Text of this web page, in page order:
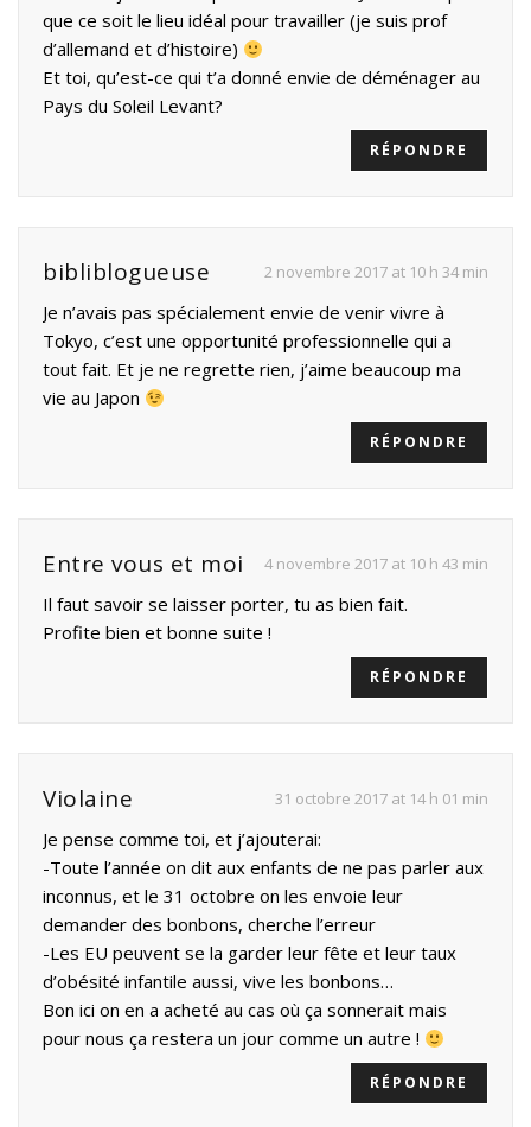
que ce soit le lieu idéal pour travailler (je suis prof
d’allemand et d’histoire)
Et toi, qu’est-ce qui t’a donné envie de déménager au
Pays du Soleil Levant?
RÉPONDRE
bibliblogueuse 2 novembre 2017 at 10 h 34 min
Je n’avais pas spécialement envie de venir vivre à
Tokyo, c’est une opportunité professionnelle qui a
tout fait. Et je ne regrette rien, j’aime beaucoup ma
vie au Japon
RÉPONDRE
Entre vous et moi 4 novembre 2017 at 10 h 43 min
Il faut savoir se laisser porter, tu as bien fait.
Profite bien et bonne suite !
RÉPONDRE
Violaine 31 octobre 2017 at 14 h 01 min
Je pense comme toi, et j’ajouterai:
-Toute l’année on dit aux enfants de ne pas parler aux
inconnus, et le 31 octobre on les envoie leur
demander des bonbons, cherche l’erreur
-Les EU peuvent se la garder leur fête et leur taux
d’obésité infantile aussi, vive les bonbons…
Bon ici on en a acheté au cas où ça sonnerait mais
pour nous ça restera un jour comme un autre !
RÉPONDRE